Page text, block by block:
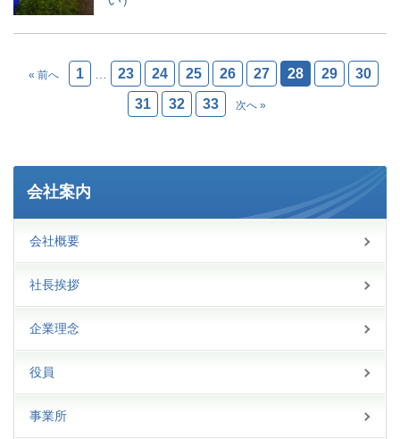
« 前へ 1 23 24 25 26 27 28 29
30
31
32 33 次へ »
会社案内
会社概要
社長挨拶
企業理念
役員
事業所